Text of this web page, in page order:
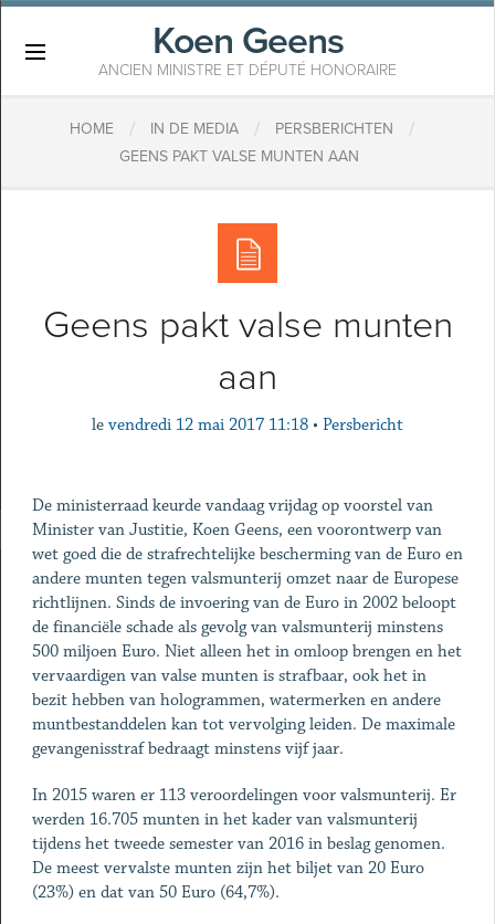
Koen Geens
ANCIEN MINISTRE ET DÉPUTÉ HONORAIRE
HOME / IN DE MEDIA / PERSBERICHTEN /
GEENS PAKT VALSE MUNTEN AAN
Geens pakt valse munten
aan
le vendredi 12 mai 2017 11:18 • Persbericht
De ministerraad keurde vandaag vrijdag op voorstel van
Minister van Justitie, Koen Geens, een voorontwerp van
wet goed die de strafrechtelijke bescherming van de Euro en
andere munten tegen valsmunterij omzet naar de Europese
richtlijnen. Sinds de invoering van de Euro in 2002 beloopt
de financiële schade als gevolg van valsmunterij minstens
500 miljoen Euro. Niet alleen het in omloop brengen en het
vervaardigen van valse munten is strafbaar, ook het in
bezit hebben van hologrammen, watermerken en andere
muntbestanddelen kan tot vervolging leiden. De maximale
gevangenisstraf bedraagt minstens vijf jaar.
In 2015 waren er 113 veroordelingen voor valsmunterij. Er
werden 16.705 munten in het kader van valsmunterij
tijdens het tweede semester van 2016 in beslag genomen.
De meest vervalste munten zijn het biljet van 20 Euro
(23%) en dat van 50 Euro (64,7%).